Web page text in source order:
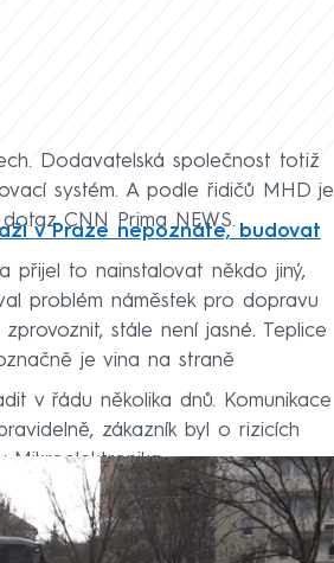
Dodavatelská společnost totiž
systém. A podle řidičů MHD je
CNN Prima NEWS.
v Praze nepoznáte, budovat
přijel to nainstalovat někdo jiný,
problém náměstek pro dopravu
stále není jasné. Teplice
je vina na straně
v řádu několika dnů. Komunikace
zákazník byl o rizicích
Mikroelektronika.